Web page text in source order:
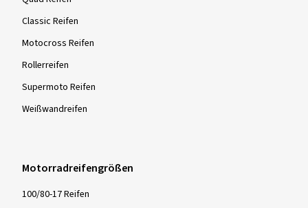
Classic Reifen
Motocross Reifen
Rollerreifen
Supermoto Reifen
Weißwandreifen
Motorradreifengrößen
100/80-17 Reifen